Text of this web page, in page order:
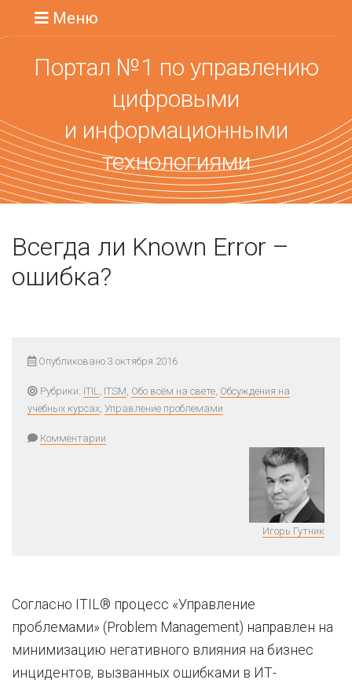
Меню
Портал №1 по управлению
цифровыми
и информационными
технологиями
Всегда ли Known Error –
ошибка?
Опубликовано 3 октября 2016
Рубрики: ITIL, ITSM, Обо всём на свете, Обсуждения на
учебных курсах, Управление проблемами
Комментарии
Игорь Гутник
Согласно ITIL® процесс «Управление
проблемами» (Problem Management) направлен на
минимизацию негативного влияния на бизнес
инцидентов, вызванных ошибками в ИТ-